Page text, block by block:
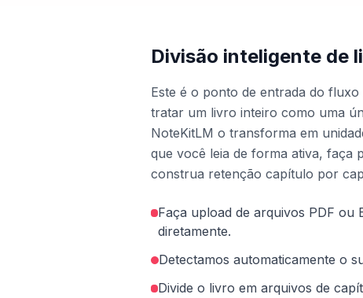
Divisão inteligente de
Este é o ponto de entrada do fluxo
tratar um livro inteiro como uma
NoteKitLM o transforma em
que você leia de forma ativa, faça
construa retenção capítulo por
Faça upload de arquivos PDF ou
diretamente.
Detectamos automaticamente o
Divide o livro em arquivos de